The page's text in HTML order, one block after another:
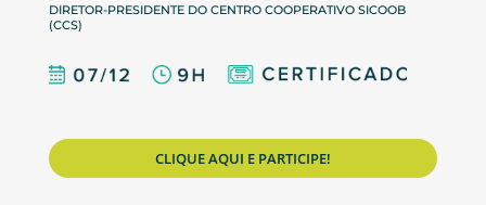
DIRETOR-PRESIDENTE DO CENTRO COOPERATIVO SICOOB
(CCS)
CLIQUE AQUI E PARTICIPE!